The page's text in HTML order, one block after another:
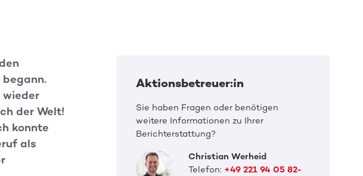
wieder
der Welt!
konnte
als
Aktionsbetreuer:in
Sie haben Fragen oder benötigen
weitere Informationen zu Ihrer
Berichterstattung?
Christian Werheid
Telefon: +49 221 94 05 82-